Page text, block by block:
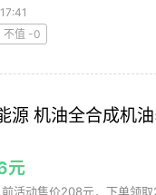
不值 -0
源 机油全合成机
元
前活动售价208元，下单领